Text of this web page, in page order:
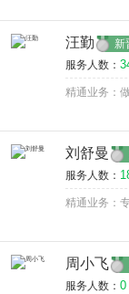
汪勤 新
服务人数：
精通业务：
刘舒曼
服务人数：
精通业务：
周小飞
服务人数： 0